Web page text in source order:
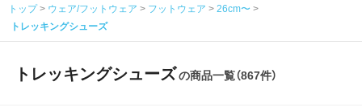
トップ ウェア/フットウェア フットウェア
26cm〜
トレッキングシューズ
トレッキングシューズの商品一覧（867件）